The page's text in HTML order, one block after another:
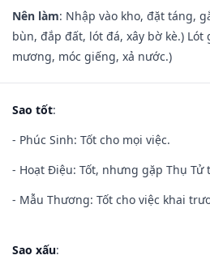
Nên làm: Nhập vào kho, đặt táng,
bùn, đắp đất, lót đá, xây bờ kè.)
mương, móc giếng, xả nước.)
Sao tốt:
- Phúc Sinh: Tốt cho mọi việc.
- Hoạt Điệu: Tốt, nhưng gặp Thụ Tử
- Mẫu Thương: Tốt cho việc khai
Sao xấu: